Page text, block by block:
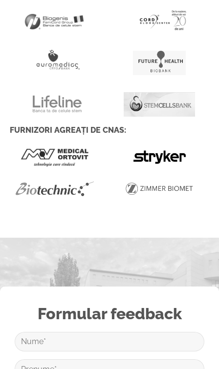
FURNIZORI AGREAȚI DE CNAS:
Formular feedback